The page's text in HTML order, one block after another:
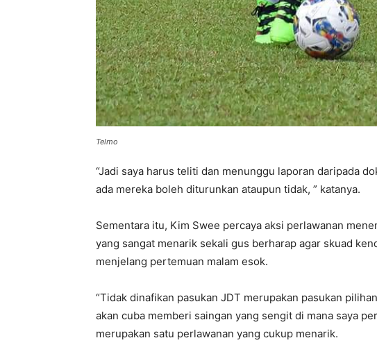
Telmo
“Jadi saya harus teliti dan menunggu laporan daripada
ada mereka boleh diturunkan ataupun tidak, ” katanya.
Sementara itu, Kim Swee percaya aksi perlawanan
yang sangat menarik sekali gus berharap agar skuad
menjelang pertemuan malam esok.
“Tidak dinafikan pasukan JDT merupakan pasukan
akan cuba memberi saingan yang sengit di mana saya
merupakan satu perlawanan yang cukup menarik.